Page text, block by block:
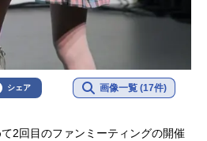
シェア 画像一覧 (17件)
2回目のファンミーティングの開催